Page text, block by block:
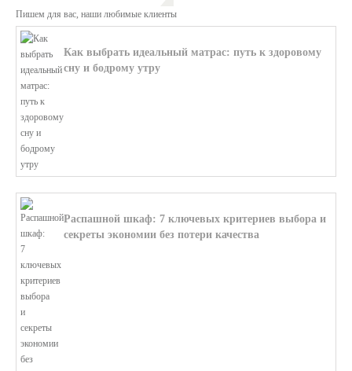
Пишем для вас, наши любимые клиенты
Как выбрать идеальный матрас: путь к здоровому
сну и бодрому утру
Распашной шкаф: 7 ключевых критериев выбора и
секреты экономии без потери качества